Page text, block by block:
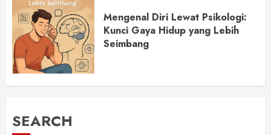
Mengenal Diri Lewat Psikologi:
Kunci Gaya Hidup yang Lebih
Seimbang
SEARCH